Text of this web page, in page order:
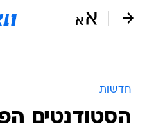
חדשות
הסטודנטים